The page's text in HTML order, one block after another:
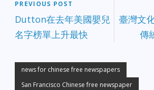
PREVIOUS POST
Dutton在去年美國嬰兒
名字榜單上升最快
臺灣文
傳
news for chinese free newspapers
San Francisco Chinese free newspaper